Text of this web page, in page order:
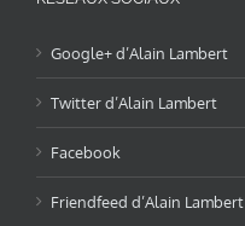
Google+ d’Alain Lambert
Twitter d’Alain Lambert
Facebook
Friendfeed d’Alain Lambert